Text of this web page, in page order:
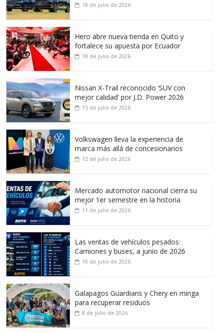
18 de julio de 2026
Hero abre nueva tienda en Quito y
fortalece su apuesta por Ecuador
18 de julio de 2026
Nissan X-Trail reconocido ‘SUV con
mejor calidad’ por J.D. Power 2026
15 de julio de 2026
Volkswagen lleva la experiencia de
marca más allá de concesionarios
12 de julio de 2026
Mercado automotor nacional cierra su
mejor 1er semestre en la historia
11 de julio de 2026
Las ventas de vehículos pesados:
Camiones y buses, a junio de 2026
10 de julio de 2026
Galapagos Guardians y Chery en minga
para recuperar residuos
8 de julio de 2026